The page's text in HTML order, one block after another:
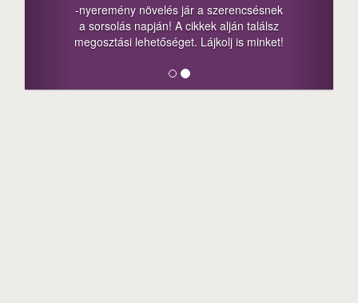
-nyeremény növelés jár a szerencsésnek
a sorsolás napján! A cikkek alján találsz
megosztási lehetőséget. Lájkolj is minket!